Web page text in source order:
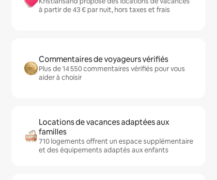
à partir de 43 € par nuit, hors taxes et frais
Commentaires de voyageurs vérifiés
Plus de 14 550 commentaires vérifiés pour vous
aider à choisir
Locations de vacances adaptées aux
familles
710 logements offrent un espace supplémentaire
et des équipements adaptés aux enfants